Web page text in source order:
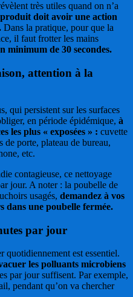
très utiles quand on n’a
doit avoir une action
Dans la pratique, pour que la
il faut frotter les mains
minimum de 30 secondes.
attention à la
qui persistent sur les surfaces
en période épidémique, à
les plus « exposées » : cuvette
de porte, plateau de bureau,
etc.
contagieuse, ce nettoyage
jour. A noter : la poubelle de
usagés, demandez à vos
dans une poubelle fermée.
par jour
quotidiennement est essentiel.
les polluants microbiens
par jour suffisent. Par exemple,
pendant qu’on va chercher